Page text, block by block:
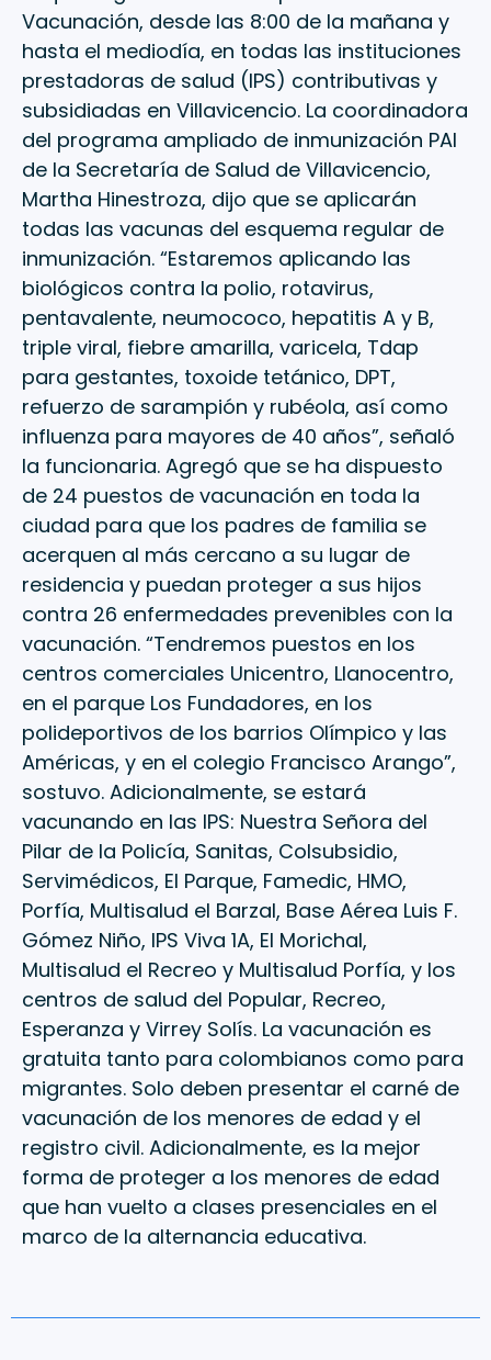
Vacunación, desde las 8:00 de la mañana y
hasta el mediodía, en todas las instituciones
prestadoras de salud (IPS) contributivas y
subsidiadas en Villavicencio. La coordinadora
del programa ampliado de inmunización PAI
de la Secretaría de Salud de Villavicencio,
Martha Hinestroza, dijo que se aplicarán
todas las vacunas del esquema regular de
inmunización. “Estaremos aplicando las
biológicos contra la polio, rotavirus,
pentavalente, neumococo, hepatitis A y B,
triple viral, fiebre amarilla, varicela, Tdap
para gestantes, toxoide tetánico, DPT,
refuerzo de sarampión y rubéola, así como
influenza para mayores de 40 años”, señaló
la funcionaria. Agregó que se ha dispuesto
de 24 puestos de vacunación en toda la
ciudad para que los padres de familia se
acerquen al más cercano a su lugar de
residencia y puedan proteger a sus hijos
contra 26 enfermedades prevenibles con la
vacunación. “Tendremos puestos en los
centros comerciales Unicentro, Llanocentro,
en el parque Los Fundadores, en los
polideportivos de los barrios Olímpico y las
Américas, y en el colegio Francisco Arango”,
sostuvo. Adicionalmente, se estará
vacunando en las IPS: Nuestra Señora del
Pilar de la Policía, Sanitas, Colsubsidio,
Servimédicos, El Parque, Famedic, HMO,
Porfía, Multisalud el Barzal, Base Aérea Luis F.
Gómez Niño, IPS Viva 1A, El Morichal,
Multisalud el Recreo y Multisalud Porfía, y los
centros de salud del Popular, Recreo,
Esperanza y Virrey Solís. La vacunación es
gratuita tanto para colombianos como para
migrantes. Solo deben presentar el carné de
vacunación de los menores de edad y el
registro civil. Adicionalmente, es la mejor
forma de proteger a los menores de edad
que han vuelto a clases presenciales en el
marco de la alternancia educativa.